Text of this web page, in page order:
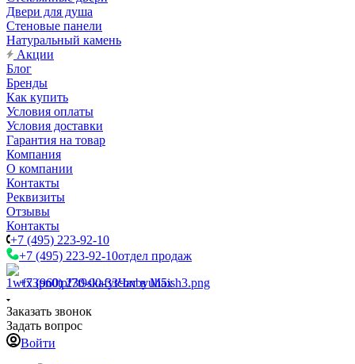
Двери для душа
Стеновые панели
Натуральный камень
Акции
Блог
Бренды
Как купить
Условия оплаты
Условия доставки
Гарантия на товар
Компания
О компании
Контакты
Реквизиты
Отзывы
Контакты
+7 (495) 223-92-10
+7 (495) 223-92-10отдел продаж
+7 (960) 230-00-33Чат в Max
Заказать звонок
Задать вопрос
Войти